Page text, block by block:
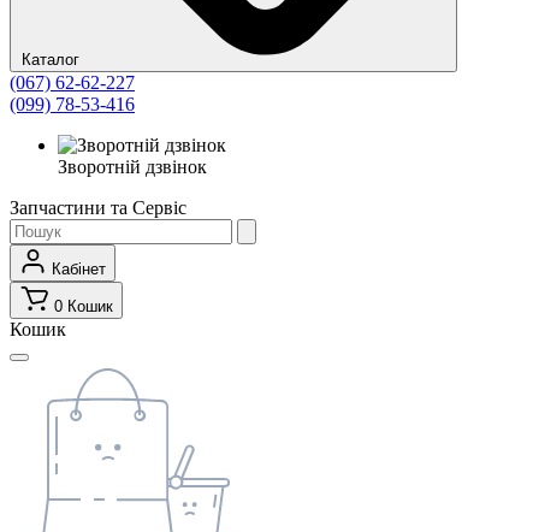
Каталог
(067) 62-62-227
(099) 78-53-416
Зворотній дзвінок
Запчастини та Сервіс
Кабінет
0 Кошик
Кошик